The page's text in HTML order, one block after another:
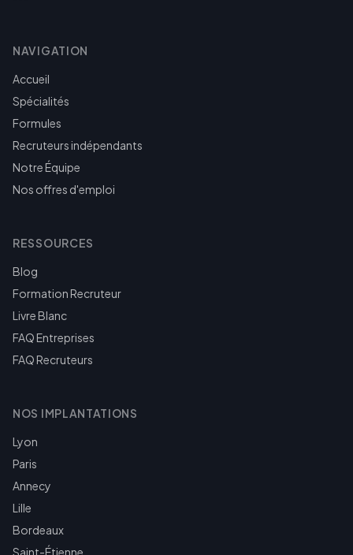
NAVIGATION
Accueil
Spécialités
Formules
Recruteurs indépendants
Notre Équipe
Nos offres d'emploi
RESSOURCES
Blog
Formation Recruteur
Livre Blanc
FAQ Entreprises
FAQ Recruteurs
NOS IMPLANTATIONS
Lyon
Paris
Annecy
Lille
Bordeaux
Saint-Étienne